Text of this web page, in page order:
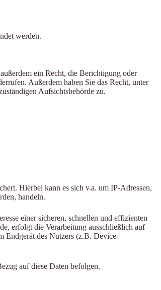
werden.
ein Recht, die Berichtigung oder
Außerdem haben Sie das Recht, unter
Aufsichtsbehörde zu.
Hierbei kann es sich v.a. um IP-Adressen,
handeln.
einer sicheren, schnellen und effizienten
erfolgt die Verarbeitung ausschließlich auf
des Nutzers (z.B. Device-
auf diese Daten befolgen.